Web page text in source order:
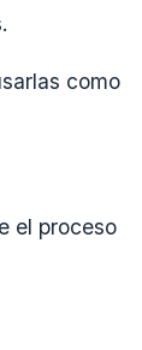
como
el proceso